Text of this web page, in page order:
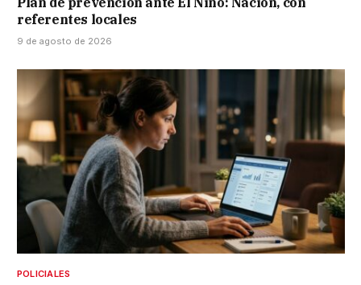
referentes locales
9 de agosto de 2026
POLICIALES